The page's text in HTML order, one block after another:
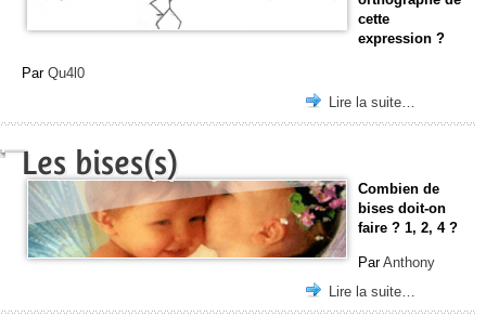
cette
expression ?
Par Qu4l0
Lire la suite…
Les bises(s)
Combien de
bises doit-on
faire ? 1, 2, 4 ?
ParAnthony
Lire la suite…